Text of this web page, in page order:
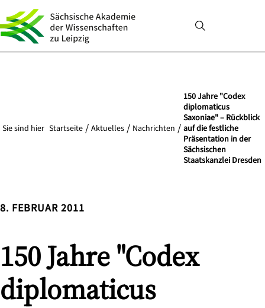
Sie sind hier Startseite Aktuelles Nachrichten
150 Jahre "Codex
diplomaticus
Saxoniae" – Rückblick
auf die festliche
Präsentation in der
Sächsischen
Staatskanzlei Dresden
8. FEBRUAR 2011
150 Jahre "Codex
diplomaticus